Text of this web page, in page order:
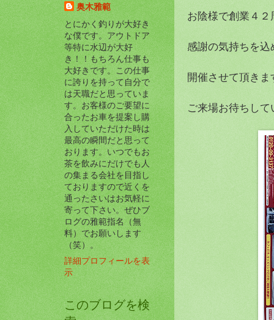
お陰様で創業４２
感謝の気持ちを込
開催させて頂きま
ご来場お待ちし
奥木雅範
とにかく釣りが大好き
な僕です。アウトドア
等特に水辺が大好
き！！もちろん仕事も
大好きです。この仕事
に誇りを持って自分で
は天職だと思っていま
す。お客様のご要望に
合ったお車を提案し購
入していただけた時は
最高の瞬間だと思って
おります。いつでもお
茶を飲みにだけでも人
の集まる会社を目指し
ておりますので近くを
通ったさいはお気軽に
寄って下さい。ぜひブ
ログの雅範指名（無
料）でお願いします
（笑）。
詳細プロフィールを表
示
このブログを検